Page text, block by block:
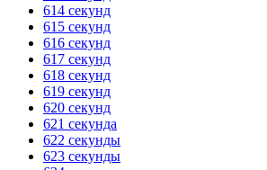
614 секунд
615 секунд
616 секунд
617 секунд
618 секунд
619 секунд
620 секунд
621 секунда
622 секунды
623 секунды